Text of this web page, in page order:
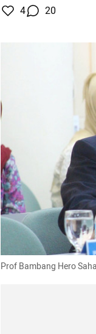
4 20
Prof Bambang Hero